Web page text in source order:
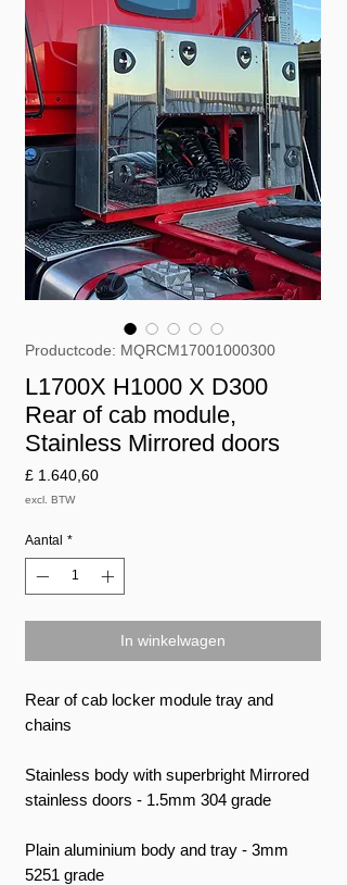
Productcode: MQRCM17001000300
L1700X H1000 X D300
Rear of cab module,
Stainless Mirrored doors
£ 1.640,60Prijs
excl. BTW
Aantal *
In winkelwagen
Rear of cab locker module tray and
chains
Stainless body with superbright Mirrored
stainless doors - 1.5mm 304 grade
Plain aluminium body and tray - 3mm
5251 grade